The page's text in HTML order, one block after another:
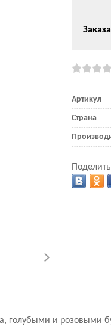
Артикул
Страна
голубыми и розовыми